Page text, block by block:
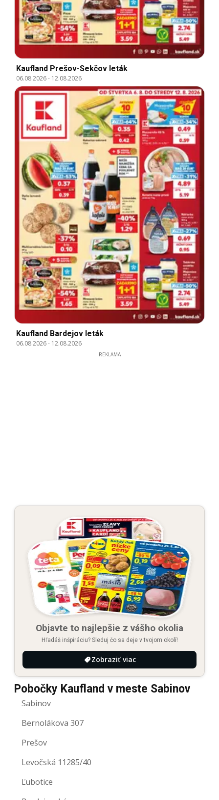
Kaufland Prešov-Sekčov leták
06.08.2026- 12.08.2026
Kaufland Bardejov leták
06.08.2026- 12.08.2026
REKLAMA
Objavte to najlepšie z vášho okolia
Hľadáš inšpiráciu? Sleduj čo sa deje v tvojom okolí!
Zobraziť viac
Pobočky Kaufland v meste Sabinov
Sabinov
Bernolákova 307
Prešov
Levočská 11285/40
Ľubotice